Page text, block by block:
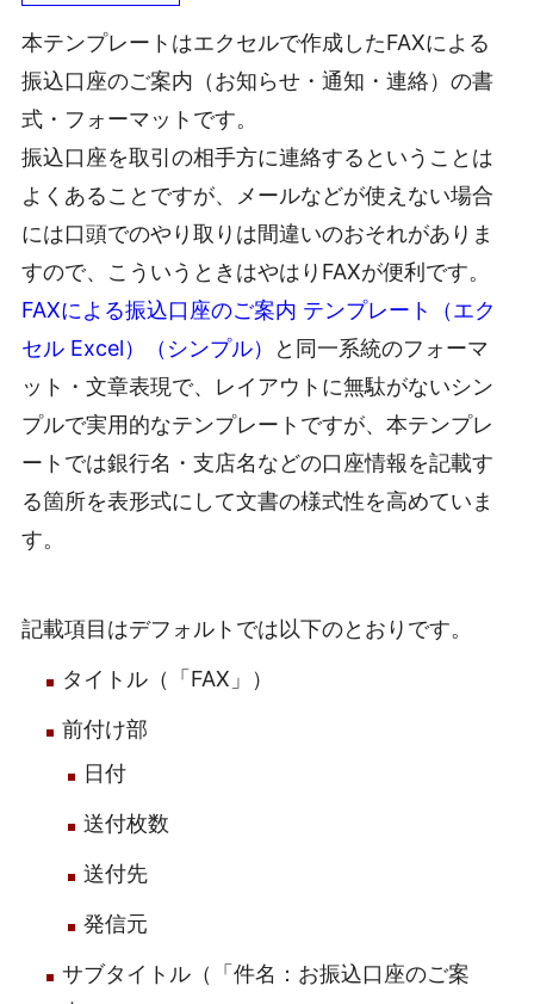
本テンプレートはエクセルで作成したFAXによる
振込口座のご案内（お知らせ・通知・連絡）の書
式・フォーマットです。
振込口座を取引の相手方に連絡するということは
よくあることですが、メールなどが使えない場合
には口頭でのやり取りは間違いのおそれがありま
すので、こういうときはやはりFAXが便利です。
FAXによる振込口座のご案内 テンプレート（エク
セル Excel）（シンプル）
と同一系統のフォーマ
ット・文章表現で、レイアウトに無駄がないシン
プルで実用的なテンプレートですが、本テンプレ
ートでは銀行名・支店名などの口座情報を記載す
る箇所を表形式にして文書の様式性を高めていま
す。
記載項目はデフォルトでは以下のとおりです。
タイトル（「FAX」）
前付け部
日付
送付枚数
送付先
発信元
サブタイトル（「件名：お振込口座のご案